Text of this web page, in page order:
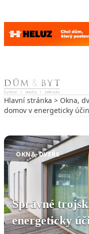
Skip to content
Hlavní stránka > Okna,
domov v energeticky
OKNA, DVEŘE
Správné
energeticky